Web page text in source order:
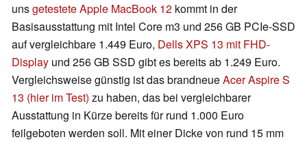
unsgetestete Apple MacBook 12 kommt in der
Basisausstattung mit Intel Core m3 und 256 GB PCIe-SSD
auf vergleichbare 1.449 Euro, Dells XPS 13 mit FHD-
Display und 256 GB SSD gibt es bereits ab 1.249 Euro.
Vergleichsweise günstig ist das brandneueAcer Aspire S
13 (hier im Test) zu haben, das bei vergleichbarer
Ausstattung in Kürze bereits für rund 1.000 Euro
feilgeboten werden soll. Mit einer Dicke von rund 15 mm